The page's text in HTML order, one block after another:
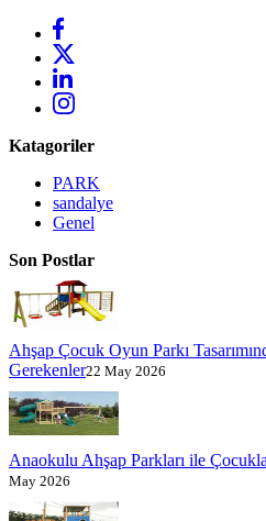
Katagoriler
PARK
sandalye
Genel
Son Postlar
Ahşap Çocuk Oyun Parkı
Gerekenler22 May 2026
Anaokulu Ahşap Parkları ile
May 2026